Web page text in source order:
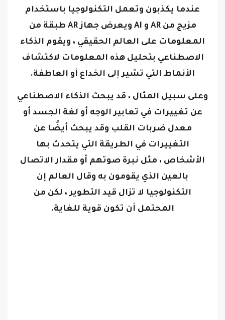
عندما يكذبون وتعمل التكنولوجيا باستخدام
مزيج من AR و AI ويعرض جهاز AR طبقة من
المعلومات على العالم الحقيقي ، ويقوم الذكاء
الاصطناعي بتحليل هذه المعلومات لاكتشاف
الأنماط التي تشير إلى الخداع أو العاطفة.
وعلى سبيل المثال ، قد يبحث الذكاء الاصطناعي
عن تغييرات في تعابير الوجه أو لغة الجسد أو
معدل ضربات القلب وقد يبحث أيضًا عن
التغييرات في الطريقة التي يتحدث بها
الأشخاص ، مثل نبرة صوتهم أو مقدار الاتصال
بالعين الذي يقومون به وقال العالم إن
التكنولوجيا لا تزال قيد التطوير ، لكن من
المحتمل أن تكون قوية للغاية.